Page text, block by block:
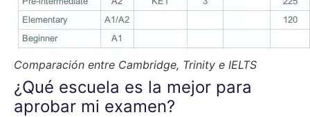
Comparación entre Cambridge, Trinity e IELTS
¿Qué escuela es la mejor para
aprobar mi examen?